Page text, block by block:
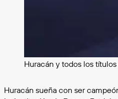
Huracán y todos los
Huracán sueña con ser